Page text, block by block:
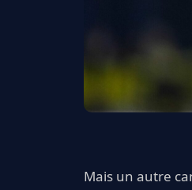
Mais un autre